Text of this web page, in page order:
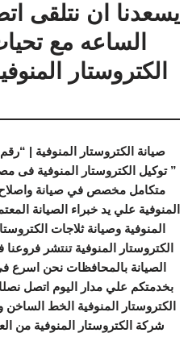
يسعدنا ان نتلقى
الساعه مع
الكتروستار
صيانة الكتروستار المنوفية |
” توكيل الكتروستار المنوفية فى
متكامل مخصص في صيانة واصلاح
المنوفية علي يد خبراء الصيانة
المنوفية وصيانة ثلاجات
الكتروستار المنوفية تنتشر
الصيانة بالمحافظات نحن اسرع
بخدمتكم علي مدار اليوم اتصل
الكتروستار المنوفية الخط
شركة الكتروستار المنوفية من